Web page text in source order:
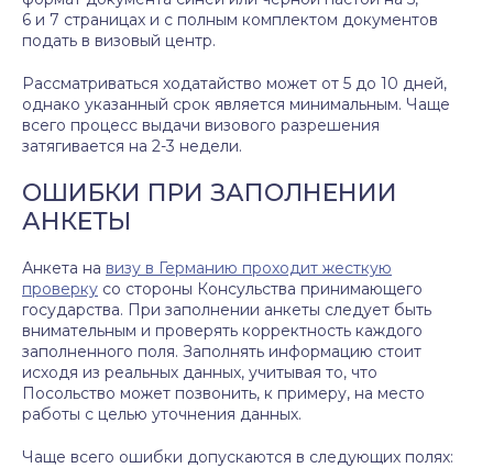
6 и 7 страницах и с полным комплектом документов
подать в визовый центр.
Рассматриваться ходатайство может от 5 до 10 дней,
однако указанный срок является минимальным. Чаще
всего процесс выдачи визового разрешения
затягивается на 2-3 недели.
ОШИБКИ ПРИ ЗАПОЛНЕНИИ
АНКЕТЫ
Анкета на визу в Германию проходит жесткую
проверку со стороны Консульства принимающего
государства. При заполнении анкеты следует быть
внимательным и проверять корректность каждого
заполненного поля. Заполнять информацию стоит
исходя из реальных данных, учитывая то, что
Посольство может позвонить, к примеру, на место
работы с целью уточнения данных.
Чаще всего ошибки допускаются в следующих полях: